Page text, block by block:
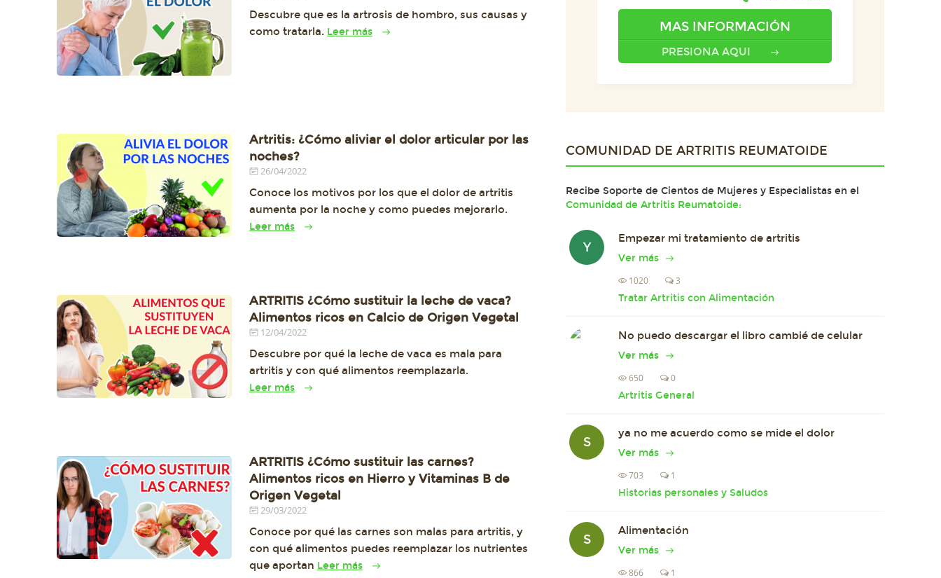
Descubre que es la artrosis de hombro, sus causas y
como tratarla. Leer más
Artritis: ¿Cómo aliviar el dolor articular por las
noches?
26/04/2022
Conoce los motivos por los que el dolor de artritis
aumenta por la noche y como puedes mejorarlo.
Leer más
ARTRITIS ¿Cómo sustituir la leche de vaca?
Alimentos ricos en Calcio de Origen Vegetal
12/04/2022
Descubre por qué la leche de vaca es mala para
artritis y con qué alimentos reemplazarla.
Leer más
ARTRITIS ¿Cómo sustituir las carnes?
Alimentos ricos en Hierro y Vitaminas B de
Origen Vegetal
29/03/2022
Conoce por qué las carnes son malas para artritis, y
con qué alimentos puedes reemplazar los nutrientes
que aportan Leer más
MAS INFORMACIÓN
PRESIONA AQUI
COMUNIDAD DE ARTRITIS REUMATOIDE
Recibe Soporte de Cientos de Mujeres y Especialistas en el
Comunidad de Artritis Reumatoide:
Y
Empezar mi tratamiento de artritis
Ver más
1020
3
Tratar Artritis con Alimentación
No puedo descargar el libro cambié de celular
Ver más
650
0
Artritis General
S
ya no me acuerdo como se mide el dolor
Ver más
703
1
Historias personales y Saludos
S
Alimentación
Ver más
866
1